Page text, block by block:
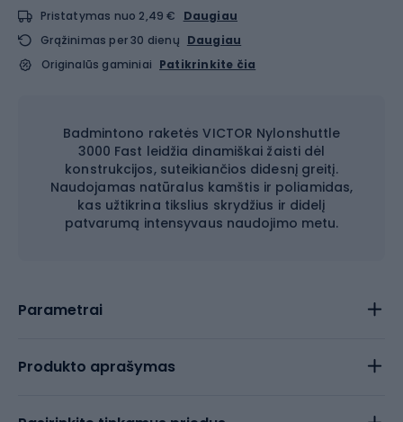
Pristatymas nuo 2,49 €
Daugiau
Grąžinimas per 30 dienų Daugiau
Originalūs gaminiai Patikrinkite čia
Badmintono raketės VICTOR Nylonshuttle
3000 Fast leidžia dinamiškai žaisti dėl
konstrukcijos, suteikiančios didesnį greitį.
Naudojamas natūralus kamštis ir poliamidas,
kas užtikrina tikslius skrydžius ir didelį
patvarumą intensyvaus naudojimo metu.
Parametrai
Produkto aprašymas